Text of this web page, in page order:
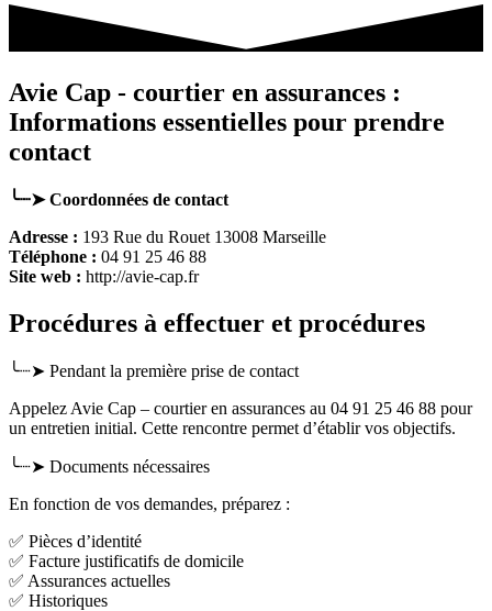
Avie Cap - courtier en assurances :
Informations essentielles pour prendre
contact
╰┈➤ Coordonnées de contact
Adresse : 193 Rue du Rouet 13008 Marseille
Téléphone : 04 91 25 46 88
Site web : http://avie-cap.fr
Procédures à effectuer et procédures
╰┈➤ Pendant la première prise de contact
Appelez Avie Cap – courtier en assurances au 04 91 25 46 88 pour
un entretien initial. Cette rencontre permet d’établir vos objectifs.
╰┈➤ Documents nécessaires
En fonction de vos demandes, préparez :
✅ Pièces d’identité
✅ Facture justificatifs de domicile
✅ Assurances actuelles
✅ Historiques